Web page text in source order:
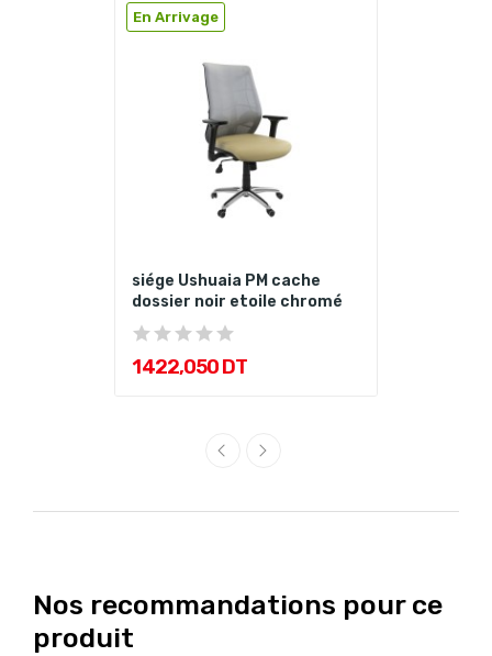
En Arrivage
siége Ushuaia PM cache
dossier noir etoile chromé
1 422,050 DT
Nos recommandations pour ce
produit